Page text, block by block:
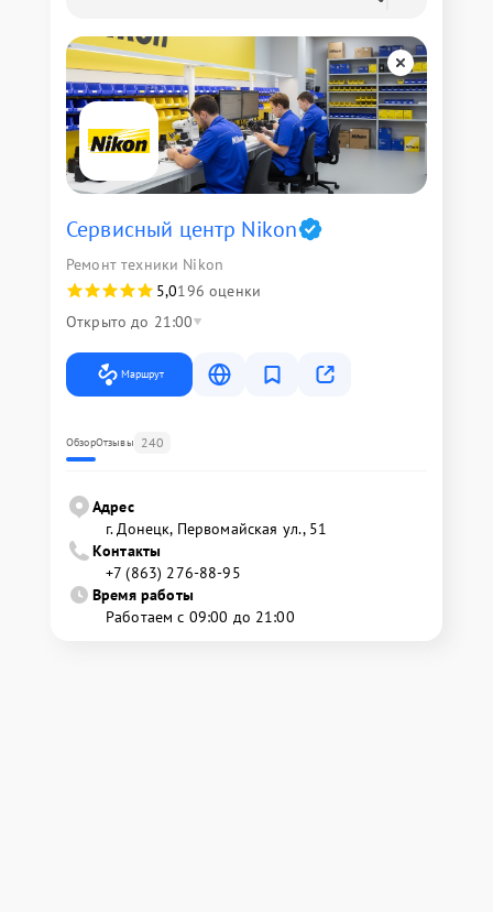
Сервисный центр Nikon
Ремонт техники Nikon
5,0196 оценки
Открыто до 21:00
Маршрут
ОбзорОтзывы 240
Адрес
г. Донецк, Первомайская ул., 51
Контакты
+7 (863) 276-88-95
Время работы
Работаем с 09:00 до 21:00